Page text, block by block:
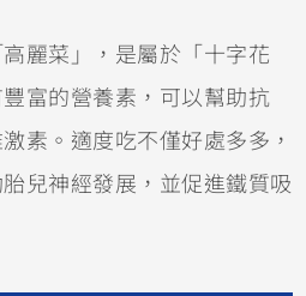
麗菜」，是屬於「十字花
富的營養素，可以幫助抗
素。適度吃不僅好處多多，
兒神經發展，並促進鐵質吸